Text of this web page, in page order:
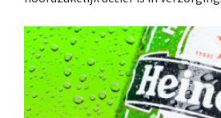
overname van Thorne, een
voedingssupplementen.